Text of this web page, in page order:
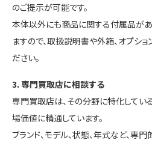
のご提示が可能です。
本体以外にも商品に関する付属品が
ますので、取扱説明書や外箱、オプシ
ださい。
3. 専門買取店に相談する
専門買取店は、その分野に特化してい
場価値に精通しています。
ブランド、モデル、状態、年式など、